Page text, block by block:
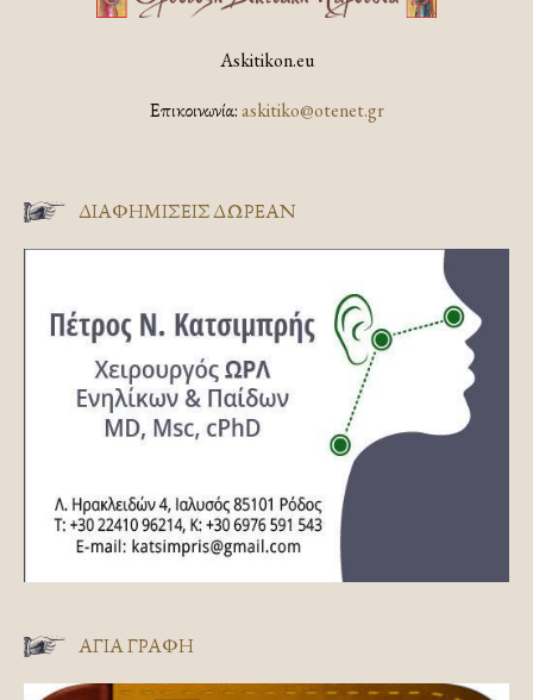
Askitikon.eu
Επικοινωνία:askitiko@otenet.gr
ΔΙΑΦΗΜΊΣΕΙΣ ΔΩΡΕΆΝ
ΑΓΊΑ ΓΡΑΦΉ